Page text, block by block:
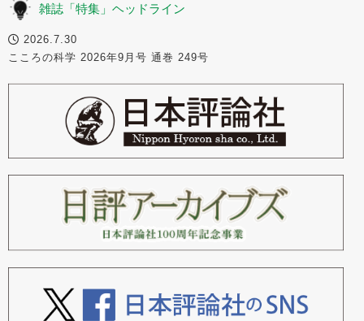
雑誌「特集」ヘッドライン
2026.7.30
こころの科学 2026年9月号 通巻 249号